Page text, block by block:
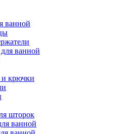
ванной
ванной
крючки
шторок
ванной